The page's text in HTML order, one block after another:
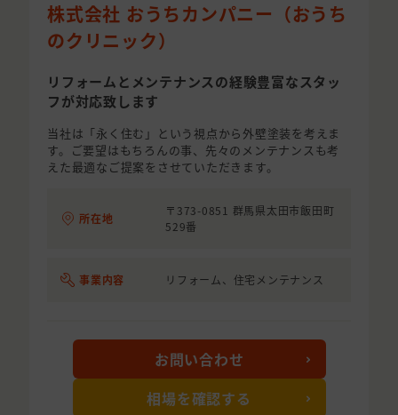
株式会社 おうちカンパニー（おうち
のクリニック）
リフォームとメンテナンスの経験豊富なスタッ
フが対応致します
当社は「永く住む」という視点から外壁塗装を考えま
す。ご要望はもちろんの事、先々のメンテナンスも考
えた最適なご提案をさせていただきます。
所在地
〒373-0851 群馬県太田市飯田町
529番
事業内容 リフォーム、住宅メンテナンス
お問い合わせ
相場を確認する